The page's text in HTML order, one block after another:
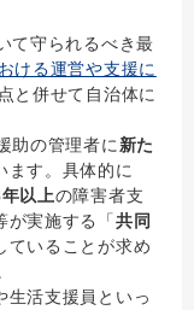
て守られるべき最
ける運営や支援に
と併せて自治体に
助の管理者に 新た
ます。具体的に
以上の障害者支
が実施する「共同
ていることが求め
活支援員といっ